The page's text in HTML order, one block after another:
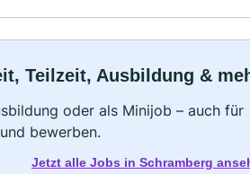
Teilzeit, Ausbildung &
oder als Minijob – auch für
bewerben.
Jetzt alle Jobs in Schramberg